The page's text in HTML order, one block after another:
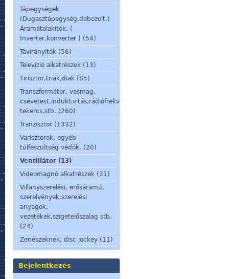
Tápegységek
(Dugasztápegység,dobozolt.)
Áramátalakítók, (
Inverter,konverter ) (54)
Távirányítók (56)
Televízió alkatrészek (13)
Tirisztor,triak,diak (85)
Transzformátor, vasmag,
csévetest,induktivitás,rádiófrekvenciás
tekercs,stb. (260)
Tranzisztor (1332)
Varisztorok, egyéb
túlfeszültség védők. (20)
Ventillátor (13)
Videomagnó alkatrészek (31)
Villanyszerelési, erősáramú,
szerelvények,szerelési
anyagok,
vezetékek,szigetelőszalag stb.
(24)
Zenészeknek, disc jockey (11)
Bejelentkezés